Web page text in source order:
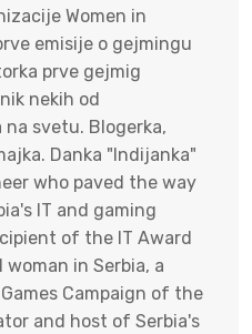
Women in
emisije o gejmingu
prve gejmig
nekih od
svetu. Blogerka,
Danka "Indijanka"
who paved the way
IT and gaming
of the IT Award
in Serbia, a
Campaign of the
and host of Serbia's